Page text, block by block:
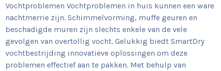
Vochtproblemen Vochtproblemen in huis kunnen een ware
nachtmerrie zijn. Schimmelvorming, muffe geuren en
beschadigde muren zijn slechts enkele van de vele
gevolgen van overtollig vocht. Gelukkig biedt SmartDry
vochtbestrijding innovatieve oplossingen om deze
problemen effectief aan te pakken. Met behulp van